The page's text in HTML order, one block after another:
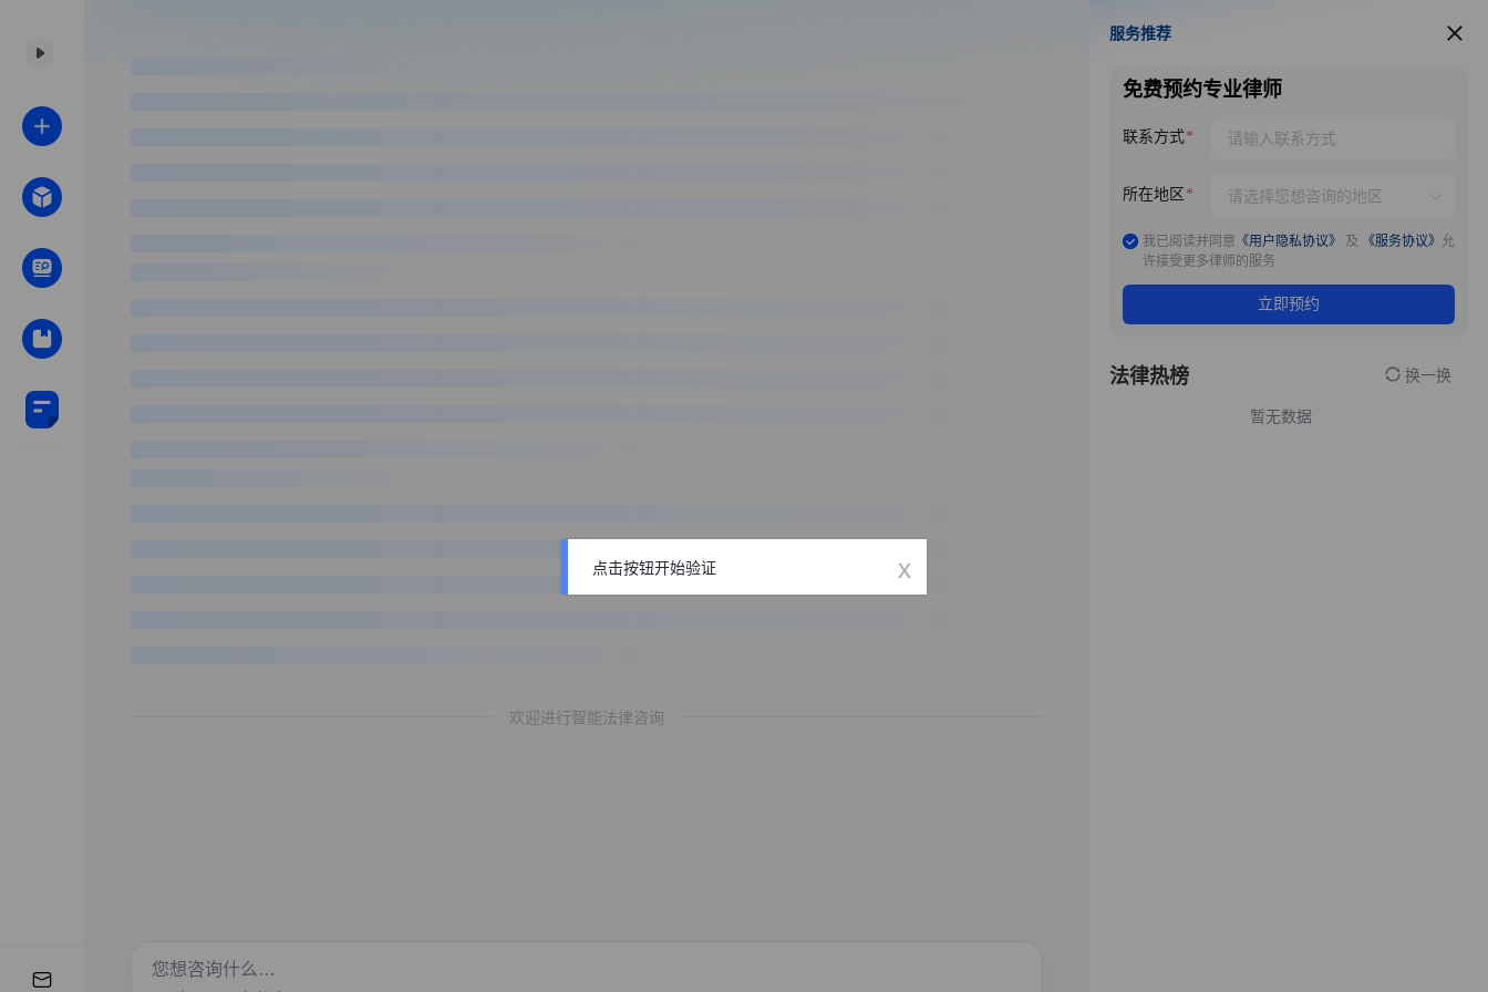
欢迎进行智能法律咨询
服务推荐
服务推荐
免费预约专业律师
联系方式
所在地区
我已阅读并同意 《用户隐私协议》 及 《服务协议》 允
许接受更多律师的服务
立即预约
法律热榜 换一换
暂无数据
点击按钮开始验证 x